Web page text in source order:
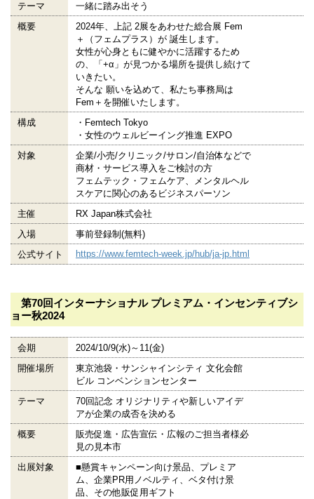
テーマ
一緒に踏み出そう
概要
2024年、上記 2展をあわせた総合展 Fem
＋（フェムプラス）が 誕生します。
女性が心身ともに健やかに活躍するため
の、「+α」が見つかる場所を提供し続けて
いきたい。
そんな 願いを込めて、私たち事務局は
Fem＋を開催いたします。
構成
・Femtech Tokyo
・女性のウェルビーイング推進 EXPO
対象
企業/小売/クリニック/サロン/自治体などで
商材・サービス導入をご検討の方
フェムテック・フェムケア、メンタルヘル
スケアに関心のあるビジネスパーソン
主催
RX Japan株式会社
入場
事前登録制(無料)
公式サイト
https://www.femtech-week.jp/hub/ja-jp.html
第70回インターナショナル プレミアム・インセンティブシ
ョー秋2024
会期
2024/10/9(水)～11(金)
開催場所
東京池袋・サンシャインシティ 文化会館
ビル コンベンションセンター
テーマ
70回記念 オリジナリティや新しいアイデ
アが企業の成否を決める
概要
販売促進・広告宣伝・広報のご担当者様必
見の見本市
出展対象
■懸賞キャンペーン向け景品、プレミア
ム、企業PR用ノベルティ、ベタ付け景
品、その他販促用ギフト